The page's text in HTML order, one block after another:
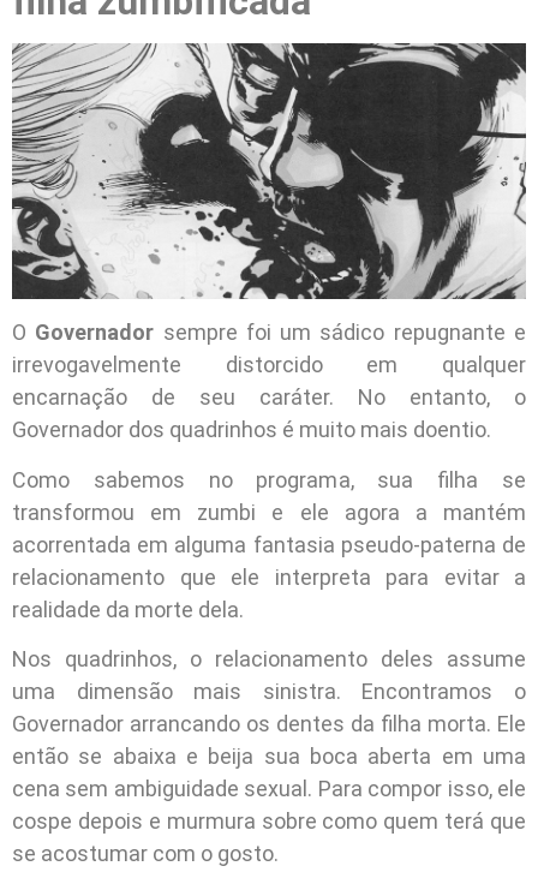
O Governador sempre foi um sádico repugnante e
irrevogavelmente distorcido em qualquer
encarnação de seu caráter. No entanto, o
Governador dos quadrinhos é muito mais doentio.
Como sabemos no programa, sua filha se
transformou em zumbi e ele agora a mantém
acorrentada em alguma fantasia pseudo-paterna de
relacionamento que ele interpreta para evitar a
realidade da morte dela.
Nos quadrinhos, o relacionamento deles assume
uma dimensão mais sinistra. Encontramos o
Governador arrancando os dentes da filha morta. Ele
então se abaixa e beija sua boca aberta em uma
cena sem ambiguidade sexual. Para compor isso, ele
cospe depois e murmura sobre como quem terá que
se acostumar com o gosto.